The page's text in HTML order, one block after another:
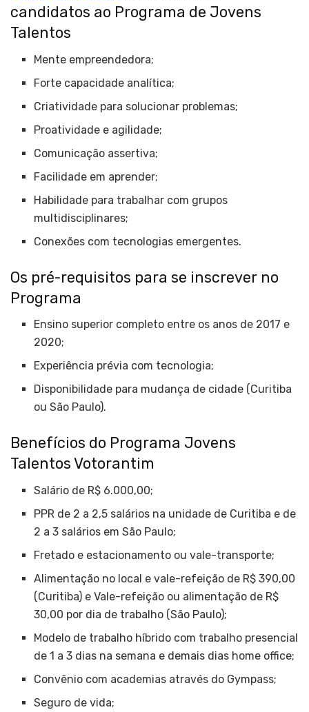
candidatos ao Programa de Jovens
Talentos
Mente empreendedora;
Forte capacidade analítica;
Criatividade para solucionar problemas;
Proatividade e agilidade;
Comunicação assertiva;
Facilidade em aprender;
Habilidade para trabalhar com grupos
multidisciplinares;
Conexões com tecnologias emergentes.
Os pré-requisitos para se inscrever no
Programa
Ensino superior completo entre os anos de 2017 e
2020;
Experiência prévia com tecnologia;
Disponibilidade para mudança de cidade (Curitiba
ou São Paulo).
Benefícios do Programa Jovens
Talentos Votorantim
Salário de R$ 6.000,00;
PPR de 2 a 2,5 salários na unidade de Curitiba e de
2 a 3 salários em São Paulo;
Fretado e estacionamento ou vale-transporte;
Alimentação no local e vale-refeição de R$ 390,00
(Curitiba) e Vale-refeição ou alimentação de R$
30,00 por dia de trabalho (São Paulo);
Modelo de trabalho híbrido com trabalho presencial
de 1 a 3 dias na semana e demais dias home office;
Convênio com academias através do Gympass;
Seguro de vida;